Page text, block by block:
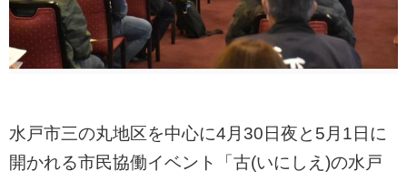
水戸市三の丸地区を中心に4月30日夜と5月1日に
開かれる市民協働イベント「古(いにしえ)の水戸